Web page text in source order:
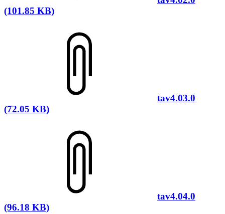
(101.85 KB)
tav4.03.0
(72.05 KB)
tav4.04.0
(96.18 KB)